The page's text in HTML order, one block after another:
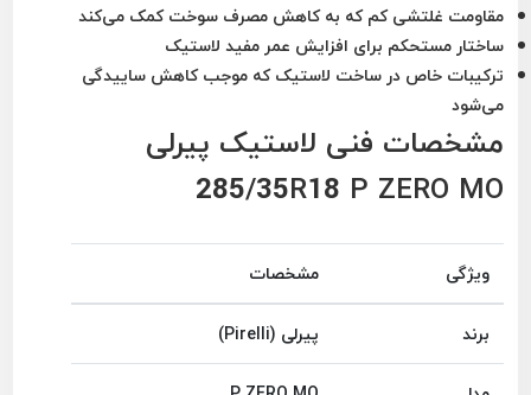
مقاومت غلتشی کم که به کاهش مصرف سوخت کمک می‌کند
ساختار مستحکم برای افزایش عمر مفید لاستیک
ترکیبات خاص در ساخت لاستیک که موجب کاهش ساییدگی
می‌شود
مشخصات فنی لاستیک پیرلی
285/35R18 P ZERO MO
ویژگی مشخصات
برند
پیرلی (Pirelli)